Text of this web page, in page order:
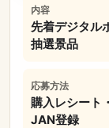
内容
先着デジタル
抽選景品
応募方法
購入レシート
JAN登録